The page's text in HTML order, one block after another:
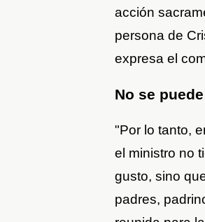
acción
persona de
expresa el
No se
"Por lo tanto,
el ministro no
gusto, sino
padres,